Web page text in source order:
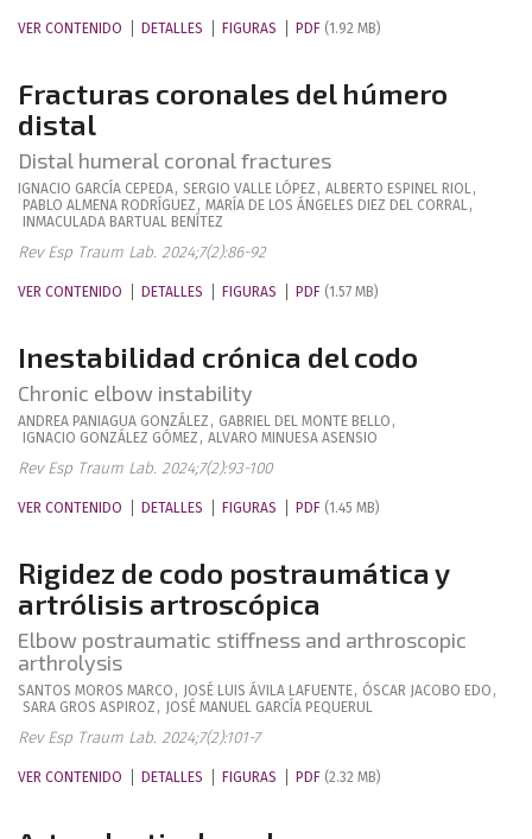
VER CONTENIDO DETALLES FIGURAS PDF (1.92 MB)
Fracturas coronales del húmero
distal
Distal humeral coronal fractures
IGNACIO GARCÍA CEPEDA, SERGIO VALLE LÓPEZ , ALBERTO ESPINEL RIOL,
PABLO ALMENA RODRÍGUEZ , MARÍA DE LOS ÁNGELES DIEZ DEL CORRAL,
INMACULADA BARTUAL BENÍTEZ
Rev Esp Traum Lab. 2024;7(2):86-92
VER CONTENIDO DETALLES FIGURAS PDF (1.57 MB)
Inestabilidad crónica del codo
Chronic elbow instability
ANDREA PANIAGUA GONZÁLEZ , GABRIEL DEL MONTE BELLO ,
IGNACIO GONZÁLEZ GÓMEZ , ALVARO MINUESA ASENSIO
Rev Esp Traum Lab. 2024;7(2):93-100
VER CONTENIDO DETALLES FIGURAS PDF (1.45 MB)
Rigidez de codo postraumática y
artrólisis artroscópica
Elbow postraumatic stiffness and arthroscopic
arthrolysis
SANTOS MOROS MARCO , JOSÉ LUIS ÁVILA LAFUENTE, ÓSCAR JACOBO EDO ,
SARA GROS ASPIROZ , JOSÉ MANUEL GARCÍA PEQUERUL
Rev Esp Traum Lab. 2024;7(2):101-7
VER CONTENIDO DETALLES FIGURAS PDF (2.32 MB)